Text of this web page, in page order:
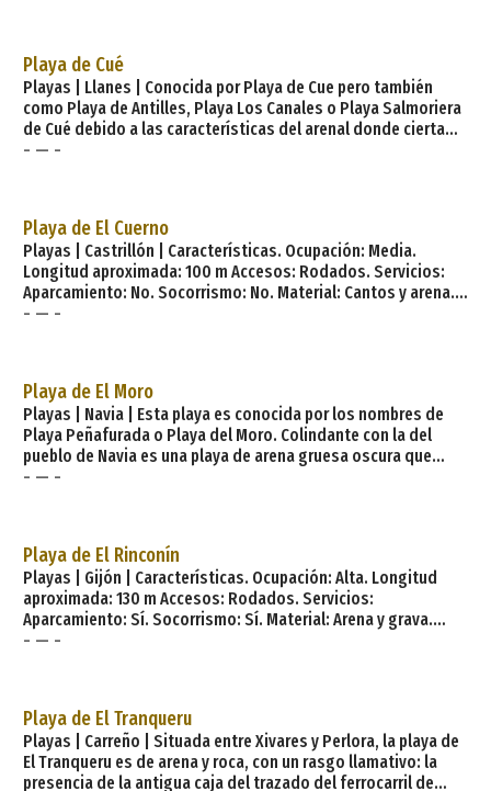
objeto de estudio
Playa de Cué
Playas | Llanes | Conocida por Playa de Cue pero también
como Playa de Antilles, Playa Los Canales o Playa Salmoriera
de Cué debido a las características del arenal donde cierta
zonas tienen nombre propio pero desconocido para la
marea está baja, se torna
- — -
Playa de El Cuerno
Playas | Castrillón | Características. Ocupación: Media.
Longitud aproximada: 100 m Accesos: Rodados. Servicios:
Aparcamiento: No. Socorrismo: No. Material: Cantos y arena.
Color: Oscuro. Forma: Concha. Desembocadura fluvial:
de Salinas, El Cuerno es un arenal q
- — -
Playa de El Moro
Playas | Navia | Esta playa es conocida por los nombres de
Playa Peñafurada o Playa del Moro. Colindante con la del
pueblo de Navia es una playa de arena gruesa oscura que
presenta un grado medio de ocupación. Características
Arena Condiciones baño: Fuerte oleaje Zo
- — -
Playa de El Rinconín
Playas | Gijón | Características. Ocupación: Alta. Longitud
aproximada: 130 m Accesos: Rodados. Servicios:
Aparcamiento: Sí. Socorrismo: Sí. Material: Arena y grava.
Color: Tostado. Forma: Concha. Desembocadura fluvial:
metros de pedrero que algunos dicen se trat
- — -
Playa de El Tranqueru
Playas | Carreño | Situada entre Xivares y Perlora, la playa de
El Tranqueru es de arena y roca, con un rasgo llamativo: la
presencia de la antigua caja del trazado del ferrocarril de